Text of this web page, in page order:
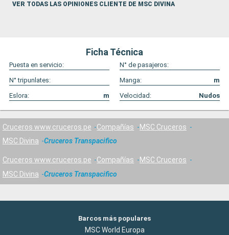
VER TODAS LAS OPINIONES CLIENTE DE MSC DIVINA
Ficha Técnica
Puesta en servicio:
N° de pasajeros:
N° tripunlates:
Manga:
m
Eslora:
m Velocidad: Nudos
Cruceros www.cruceros.pe Compañías
MSC Cruceros
MSC Divina
Cruceros Transpacifico
Cruceros www.cruceros.pe Compañías
MSC Cruceros
MSC Divina
Cruceros Transpacifico
Barcos más populares
MSC World Europa